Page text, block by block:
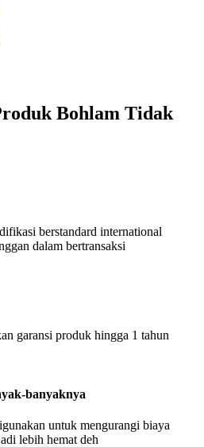
Bohlam Tidak
berstandard international
dalam bertransaksi
garansi produk hingga 1 tahun
banyaknya
untuk mengurangi biaya
lebih hemat deh